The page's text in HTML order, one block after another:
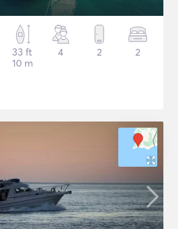
33 ft
10 m
4 2 2